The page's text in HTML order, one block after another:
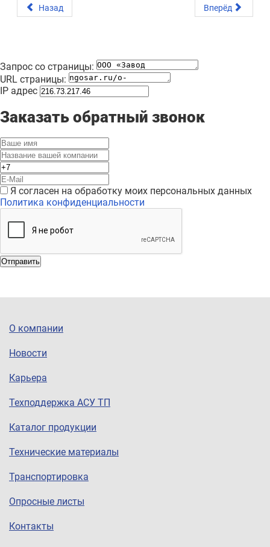
Назад Вперёд
Запрос со страницы:
URL страницы:
IP адрес
Заказать обратный звонок
Я согласен на обработку моих персональных данных
Политика конфиденциальности
Отправить
О компании
Новости
Карьера
Техподдержка АСУ ТП
Каталог продукции
Технические материалы
Транспортировка
Опросные листы
Контакты